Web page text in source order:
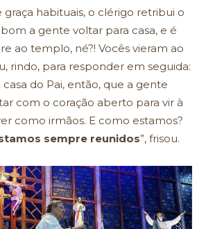
graça habituais, o clérigo retribui o
a gente voltar para casa, e é
ao templo, né?! Vocês vieram ao
rindo, para responder em seguida:
casa do Pai, então, que a gente
com o coração aberto para vir à
como irmãos. E como estamos?
sempre reunidos”, frisou.